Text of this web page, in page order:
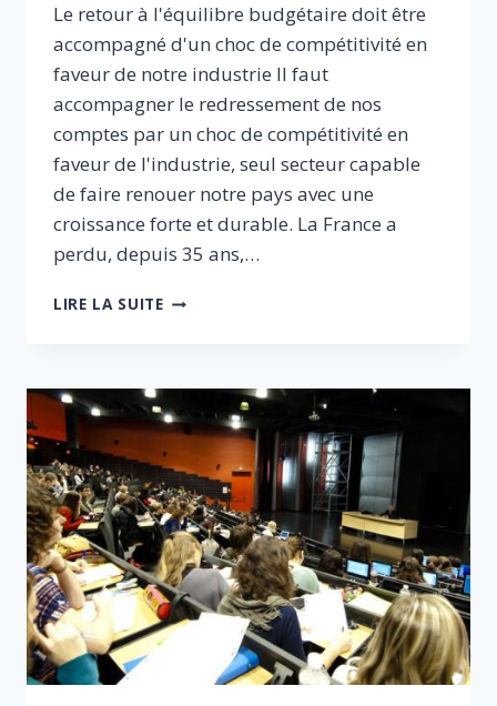
Le retour à l'équilibre budgétaire doit être
accompagné d'un choc de compétitivité en
faveur de notre industrie Il faut
accompagner le redressement de nos
comptes par un choc de compétitivité en
faveur de l'industrie, seul secteur capable
de faire renouer notre pays avec une
croissance forte et durable. La France a
perdu, depuis 35 ans,…
LIRE LA SUITEPRÉPARER
GÉNÉRATIONS
:
LE
RETOUR
À
L’ÉQUILIBRE
BUDGÉTAIRE
DOIT
ÊTRE
ACCOMPAGNÉ
D’UN
CHOC